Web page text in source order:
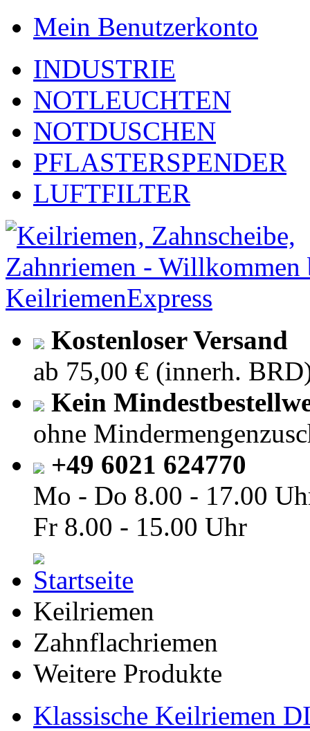
Mein Benutzerkonto
INDUSTRIE
NOTLEUCHTEN
NOTDUSCHEN
PFLASTERSPENDER
LUFTFILTER
Kostenloser Versand
ab 75,00 € (innerh.
Kein
ohne
+49 6021 624770
Mo - Do 8.00 - 17.00
Fr 8.00 - 15.00 Uhr
Keilriemen
Zahnflachriemen
Weitere Produkte
Klassische Keilriemen